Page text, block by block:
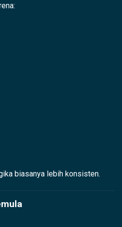
biasanya lebih konsisten.